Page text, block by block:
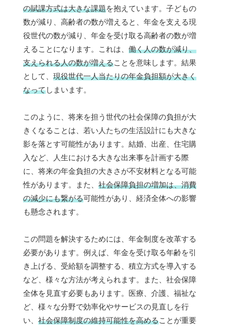
の賦課方式は大きな課題を抱えています。子どもの
数が減り、高齢者の数が増えると、年金を支える現
役世代の数が減り、年金を受け取る高齢者の数が増
えることになります。これは、 働く人の数が減り、
支えられる人の数が増えることを意味します。結果
として、 現役世代一人当たりの年金負担額が大きく
なってしまいます。
このように、将来を担う世代の社会保障の負担が大
きくなることは、若い人たちの生活設計にも大きな
影を落とす可能性があります。結婚、出産、住宅購
入など、人生における大きな出来事を計画する際
に、将来の年金負担の大きさが不安材料となる可能
性があります。また、 社会保障負担の増加は、消費
の減少にも繋がる可能性があり、経済全体への影響
も懸念されます。
この問題を解決するためには、年金制度を改革する
必要があります。例えば、年金を受け取る年齢を引
き上げる、受給額を調整する、積立方式を導入する
など、様々な方法が考えられます。また、社会保障
全体を見直す必要もあります。医療、介護、福祉な
ど、様々な分野で効率化やサービスの見直しを行
い、 社会保障制度の維持可能性を高めることが重要